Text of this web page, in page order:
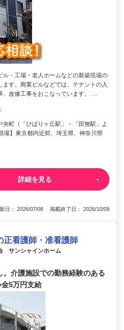
ル・工場・老人ホームなどの新築現場の
ます。商業ビルなどでは、テナントの入
、改修工事をおこなっています。 …
央町（「ひばりヶ丘駅」・「田無駅」よ
場】東京都内近郊、埼玉県、神奈川県
詳細を見る
日： 2026/07/08 掲載終了日： 2026/10/09
正看護師・准看護師
サンシャインホーム
。介護施設での勤務経験のある
5万円支給